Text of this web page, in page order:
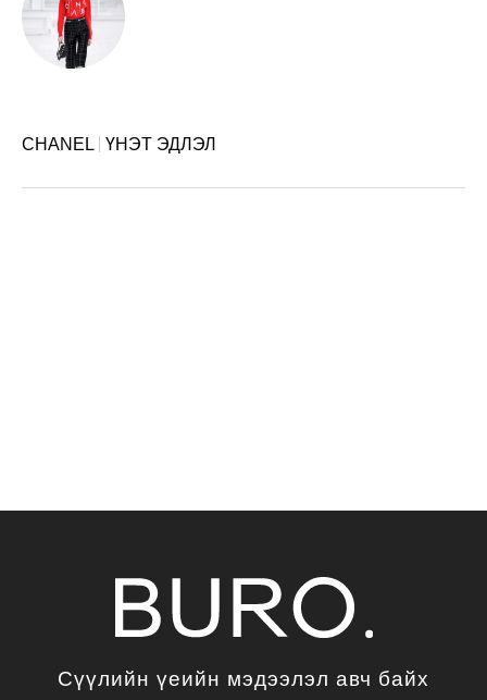
CHANEL ҮНЭТ ЭДЛЭЛ
Сүүлийн үеийн мэдээлэл авч байх